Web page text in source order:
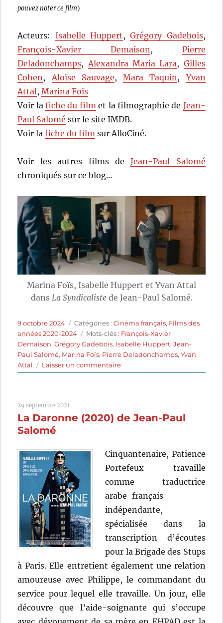
pouvez noter ce film)
Acteurs: Isabelle Huppert,Grégory Gadebois,
François-Xavier Demaison, Pierre
Deladonchamps,Alexandra Maria Lara, Gilles
Cohen,Aloïse Sauvage,Mara Taquin,Yvan
Attal,Marina Foïs
Voir lafiche du filmet la filmographie de Jean-
Paul Salomé sur le site IMDB.
Voir lafiche du film sur AlloCiné.
Voir les autres films deJean-Paul Salomé
chroniqués sur ce blog…
Marina Foïs, Isabelle Huppert et Yvan Attal
dans La Syndicalistede Jean-Paul Salomé.
Publié
le
9 octobre 2024 Catégories
Catégories :Cinéma français, Films des
années 2020-2024
Étiquettes
Mots-clés : François-Xavier
Demaison,Grégory Gadebois, Isabelle Huppert,Jean-
Paul Salomé, Marina Foïs, Pierre Deladonchamps,Yvan
Attal
Laisser un commentairesur
La
Jean-
29 septembre 2021
La Daronne (2020) de Jean-Paul
Salomé
Cinquantenaire, Patience
Portefeux travaille
comme traductrice
arabe-français
indépendante,
spécialisée dans la
transcription d’écoutes
pour la Brigade des Stups
à Paris. Elle entretient également une relation
amoureuse avec Philippe, le commandant du
service pour lequel elle travaille. Un jour, elle
découvre que l’aide-soignante qui s’occupe